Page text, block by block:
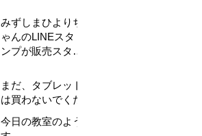
みずしまひよりち
ゃんのLINEスタ
ンプが販売スター
まだ、タブレット
は買わないでくだ
今日の教室のよう